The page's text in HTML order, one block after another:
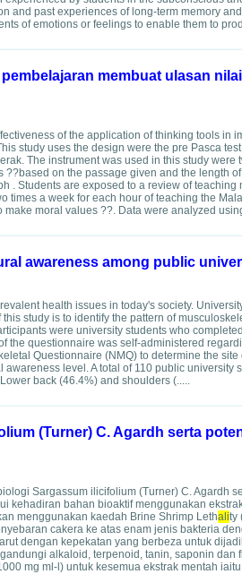
and past experiences of long-term memory
of emotions or feelings to enable them to
membuat ulasan
of the application of thinking tools in
study uses the design were the pre Pasca
The instrument was used in this study
on the passage given and the length
. Students are exposed to a review of
times a week for each hour of teaching the
moral values ??. Data were analyzed
awareness among public
health issues in today's society.
study is to identify the pattern of
were university students who
the questionnaire was self-administered
Questionnaire (NMQ) to determine the
level. A total of 110 public
back (46.4%) and shoulders (.....
(Turner) C. Agardh serta
Sargassum ilicifolium (Turner) C. Agardh
kehadiran bahan bioaktif menggunakan
menggunakan kaedah Brine Shrimp Lethality
cakera ke atas enam jenis bakteria
dengan kepekatan yang berbeza untuk
alkaloid, terpenoid, tanin, saponin dan
mg ml-l) untuk kesemua ekstrak mentah